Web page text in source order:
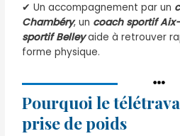
✔ Un accompagnement par un
Chambéry, un coach sportif
sportif Belleyaide à retrouver
forme physique.
Pourquoi le
prise de poids